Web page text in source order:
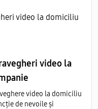
video la
video la domiciliu
de nevoile și